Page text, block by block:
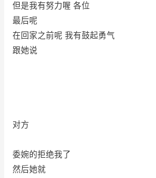
但是我有努力喔 各位
最后呢
在回家之前呢 我有鼓起勇气
跟她说
对方
委婉的拒绝我了
然后她就